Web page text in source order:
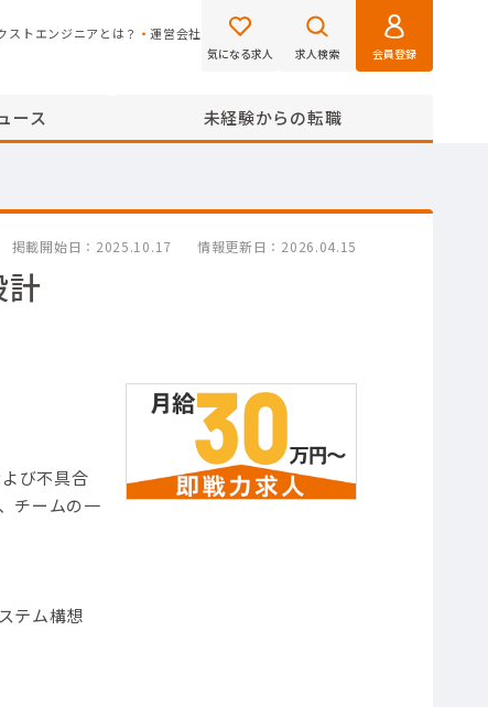
ストエンジニアとは？ 運営会社
気になる求人 求人検索 会員登録
ース 未経験からの転職
掲載開始日 2025.10.17 情報更新日 2026.04.15
び不具合
チームの一
テム構想